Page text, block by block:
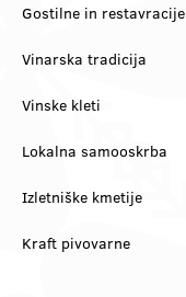
Gostilne in restavracije
Vinarska tradicija
Vinske kleti
Lokalna samooskrba
Izletniške kmetije
Kraft pivovarne